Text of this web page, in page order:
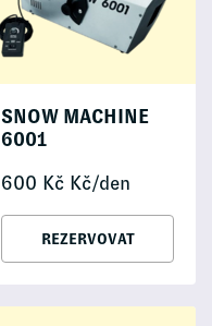
SNOW MACHINE
6001
600 Kč Kč/den
REZERVOVAT